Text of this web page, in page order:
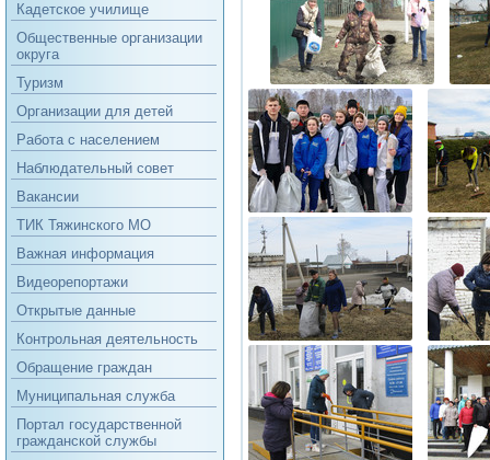
Кадетское училище
Общественные организации
округа
Туризм
Организации для детей
Работа с населением
Наблюдательный совет
Вакансии
ТИК Тяжинского МО
Важная информация
Видеорепортажи
Открытые данные
Контрольная деятельность
Обращение граждан
Муниципальная служба
Портал государственной
гражданской службы